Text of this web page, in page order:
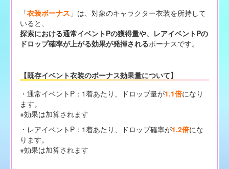
「衣装ボーナス 」は、対象のキャラクター衣装を所持して
いると、
探索における通常イベントPの獲得量や、レアイベントPの
ドロップ確率が上がる効果が発揮されるボーナスです。
【既存イベント衣装のボーナス効果量について】
・通常イベントP：1着あたり、ドロップ量が1.1倍になり
ます。
※効果は加算されます
・レアイベントP：1着あたり、ドロップ確率が1.2倍にな
ります。
※効果は加算されます